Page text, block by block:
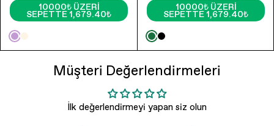
10000₺ ÜZERI
SEPETTE 1,679.40₺
10000₺ ÜZERI
SEPETTE 1,679.40₺
Müşteri Değerlendirmeleri
İlk değerlendirmeyi yapan siz olun